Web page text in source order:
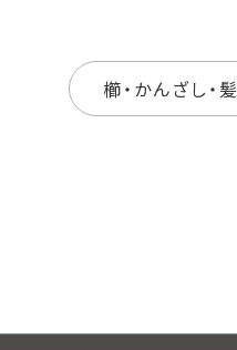
櫛・かんざし・